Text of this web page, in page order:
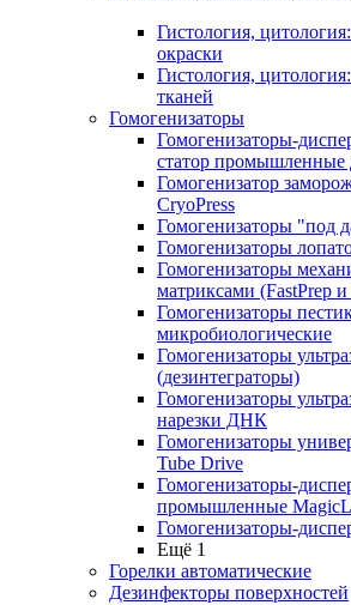
Гистология,
окраски
Гистология,
тканей
Гомогенизаторы
Гомогенизаторы-
статор промышленные
Гомогенизатор
CryoPress
Гомогенизаторы "под
Гомогенизаторы
Гомогенизаторы
матриксами (FastPrep
Гомогенизаторы
микробиологические
Гомогенизаторы
(дезинтеграторы)
Гомогенизаторы
нарезки ДНК
Гомогенизаторы
Tube Drive
Гомогенизаторы-
промышленные
Гомогенизаторы-
Ещё 1
Горелки автоматические
Дезинфекторы поверхностей